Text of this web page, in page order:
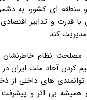
و منطقه ای کشور، به
قدرت و تدابیر اقتصادی
مدیریت کند.
نظام خاطرنشان
کردن آحاد ملت ایران
توانمندی های داخلی از
همیشه بی اثر و